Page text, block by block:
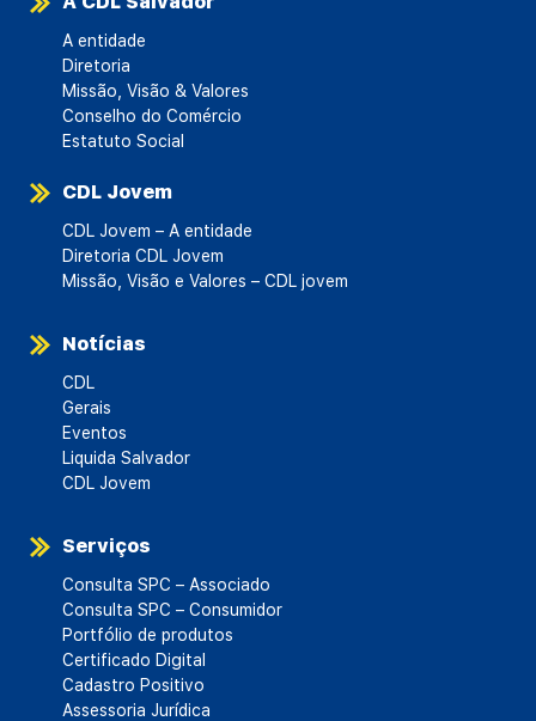
A entidade
Diretoria
Missão, Visão & Valores
Conselho do Comércio
Estatuto Social
CDL Jovem
CDL Jovem – A entidade
Diretoria CDL Jovem
Missão, Visão e Valores – CDL jovem
Notícias
CDL
Gerais
Eventos
Liquida Salvador
CDL Jovem
Serviços
Consulta SPC – Associado
Consulta SPC – Consumidor
Portfólio de produtos
Certificado Digital
Cadastro Positivo
Assessoria Jurídica